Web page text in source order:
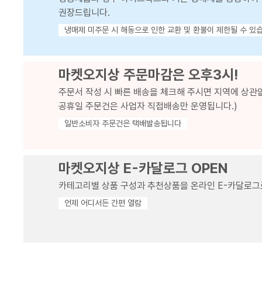
권장드립니다.
냉매제 미주문 시 해동으로 인한 교환 및 환불이 제한될 수 있
마켓오지상 주문마감은 오후3시!
주문서 작성 시 빠른 배송을 체크해 주시면 지역에 상
공휴일 주문건은 사업자 직접배송만 운영됩니다.)
일반소비자 주문건은 택배발송됩니다
마켓오지상 E-카달로그 OPEN
카테고리별 상품 구성과 추천상품을 온라인 E-카달로
언제 어디서든 간편 열람